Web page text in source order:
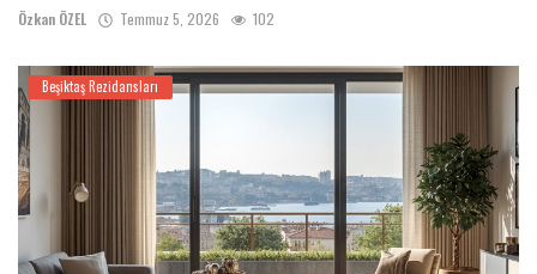
Özkan ÖZEL Temmuz 5, 2026 102
Beşiktaş Rezidansları